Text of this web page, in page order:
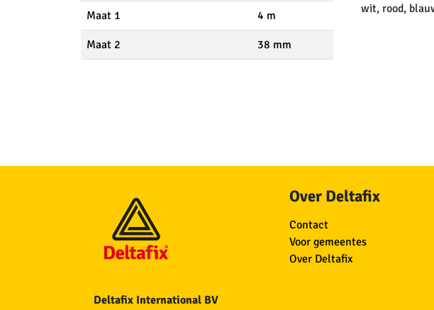
Maat 1 4 m
Maat 2 38 mm
wit, rood,
Deltafix International BV
Over Deltafix
Contact
Voor gemeentes
Over Deltafix